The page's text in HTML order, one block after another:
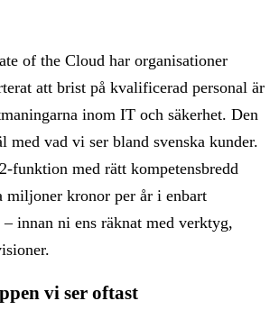
of the Cloud har organisationer
att brist på kvalificerad personal är
inom IT och säkerhet. Den
med vad vi ser bland svenska kunder.
funktion med rätt kompetensbredd
miljoner kronor per år i enbart
– innan ni ens räknat med verktyg,
vi ser oftast